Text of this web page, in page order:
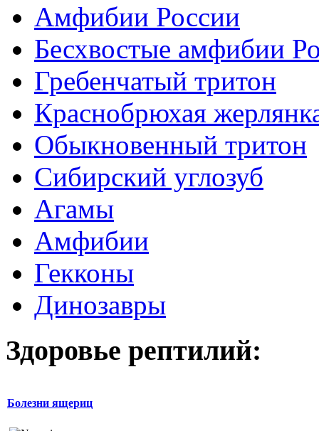
Амфибии России
Бесхвостые амфибии
Гребенчатый тритон
Краснобрюхая
Обыкновенный тритон
Сибирский углозуб
Агамы
Амфибии
Гекконы
Динозавры
Здоровье рептилий:
Болезни ящериц